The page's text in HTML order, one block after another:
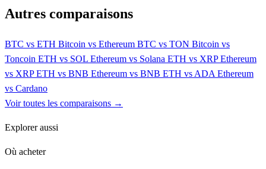
Autres comparaisons
BTC vs ETH Bitcoin vs Ethereum BTC vs TON Bitcoin vs
Toncoin ETH vs SOL Ethereum vs Solana ETH vs XRP Ethereum
vs XRPETH vs BNB Ethereum vs BNB ETH vs ADA Ethereum
vs Cardano
Voir toutes les comparaisons →
Explorer aussi
Où acheter